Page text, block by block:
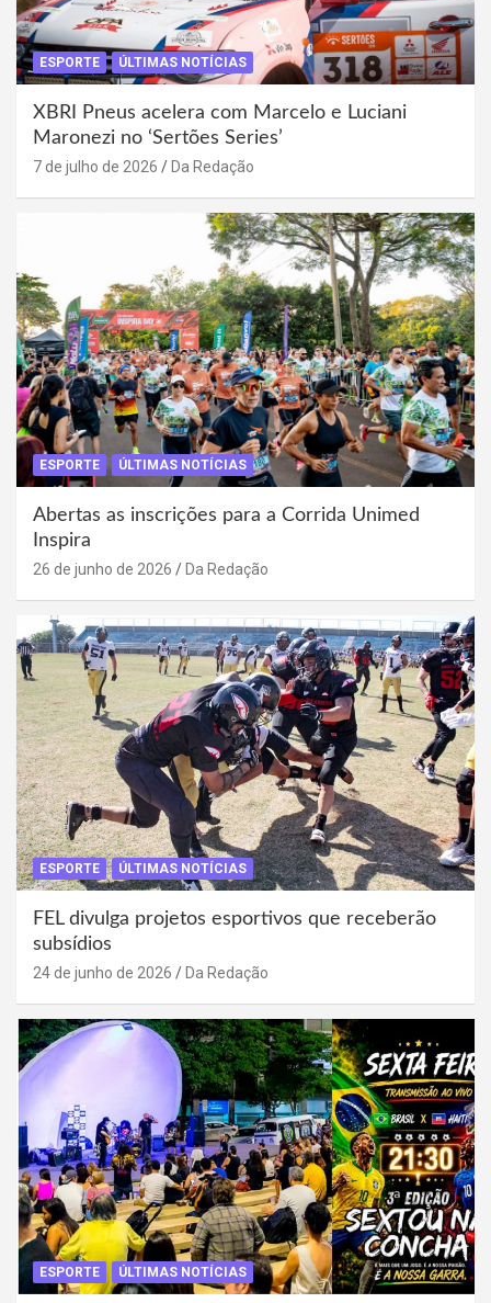
ESPORTE ÚLTIMAS NOTÍCIAS
XBRI Pneus acelera com Marcelo e Luciani
Maronezi no ‘Sertões Series’
7 de julho de 2026 Da Redação
ESPORTE ÚLTIMAS NOTÍCIAS
Abertas as inscrições para a Corrida Unimed
Inspira
26 de junho de 2026 Da Redação
ESPORTE ÚLTIMAS NOTÍCIAS
FEL divulga projetos esportivos que receberão
subsídios
24 de junho de 2026 Da Redação
ESPORTE ÚLTIMAS NOTÍCIAS